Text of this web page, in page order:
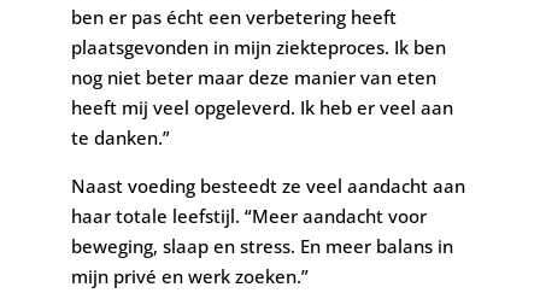
ben er pas écht een verbetering heeft
plaatsgevonden in mijn ziekteproces. Ik ben
nog niet beter maar deze manier van eten
heeft mij veel opgeleverd. Ik heb er veel aan
te danken.”
Naast voeding besteedt ze veel aandacht aan
haar totale leefstijl. “Meer aandacht voor
beweging, slaap en stress. En meer balans in
mijn privé en werk zoeken.”